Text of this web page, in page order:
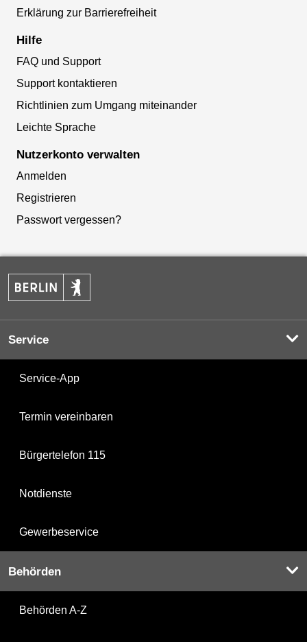
Erklärung zur Barrierefreiheit
Hilfe
FAQ und Support
Support kontaktieren
Richtlinien zum Umgang miteinander
Leichte Sprache
Nutzerkonto verwalten
Anmelden
Registrieren
Passwort vergessen?
Service
Service-App
Termin vereinbaren
Bürgertelefon 115
Notdienste
Gewerbeservice
Behörden
Behörden A-Z